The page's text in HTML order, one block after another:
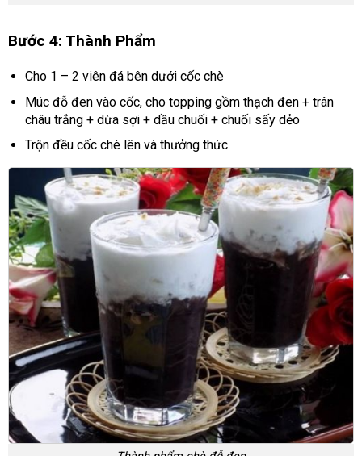
Bước 4: Thành Phẩm
Cho 1 – 2 viên đá bên dưới cốc chè
Múc đỗ đen vào cốc, cho topping gồm thạch đen + trân
châu trắng + dừa sợi + dầu chuối + chuối sấy dẻo
Trộn đều cốc chè lên và thưởng thức